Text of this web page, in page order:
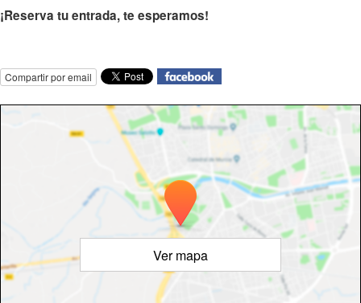
¡Reserva tu entrada, te esperamos!
Compartir por email
Ver mapa